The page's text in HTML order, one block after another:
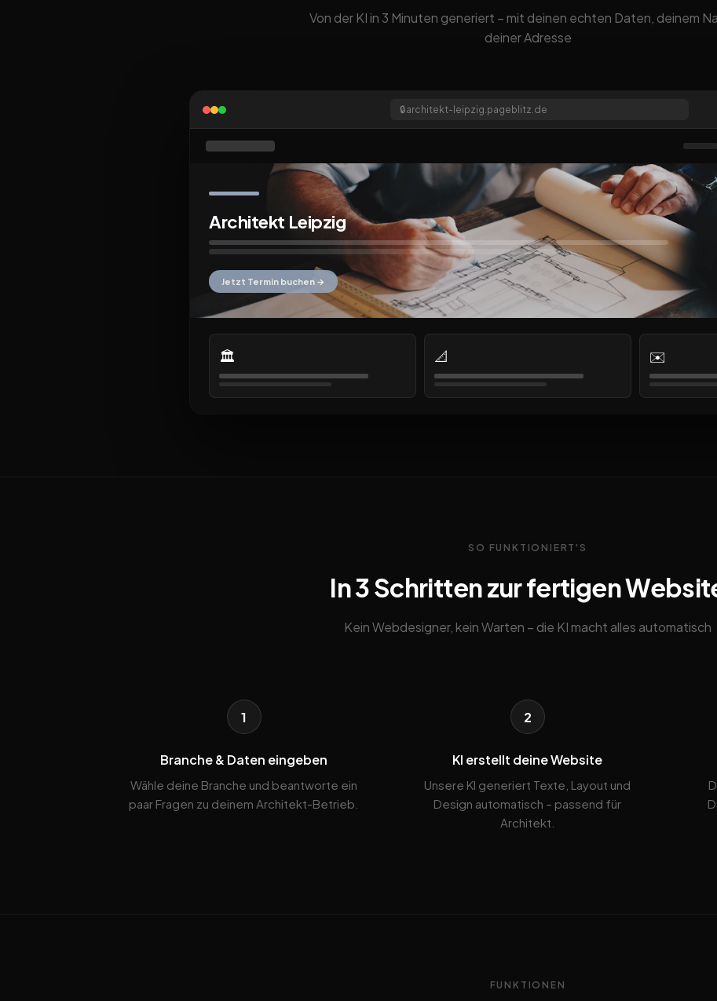
Von der KI in 3 Minuten generiert – mit deinen echten Daten, deinem
deiner Adresse
🔒architekt-leipzig.pageblitz.de
Architekt Leipzig
Jetzt Termin buchen →
🏛️ 📐 ✉️
SO FUNKTIONIERT'S
In 3 Schritten zur fertigen
Kein Webdesigner, kein Warten – die KI macht alles automatisch
1
Branche & Daten eingeben
Wähle deine Branche und beantworte ein
paar Fragen zu deinem Architekt-Betrieb.
2
KI erstellt deine Website
Unsere KI generiert Texte, Layout und
Design automatisch – passend für
Architekt.
FUNKTIONEN